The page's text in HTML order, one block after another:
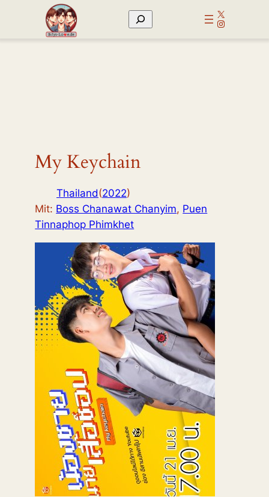
Suchen
X
Instagram
My Keychain
Thailand(2022)
Mit: Boss Chanawat Chanyim, Puen
Tinnaphop Phimkhet